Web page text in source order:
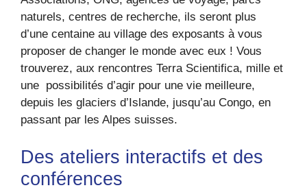
naturels, centres de recherche, ils seront plus
d’une centaine au village des exposants à vous
proposer de changer le monde avec eux ! Vous
trouverez, aux rencontres Terra Scientifica, mille et
une possibilités d’agir pour une vie meilleure,
depuis les glaciers d’Islande, jusqu’au Congo, en
passant par les Alpes suisses.
Des ateliers interactifs et des
conférences